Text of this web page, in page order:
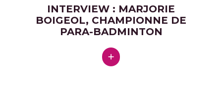
INTERVIEW : MARJORIE
BOIGEOL, CHAMPIONNE DE
PARA-BADMINTON